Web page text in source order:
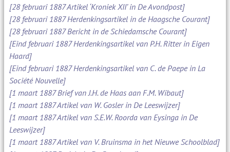
[28 februari 1887 Artikel ‘Kroniek XII’ in De Avondpost]
[28 februari 1887 Herdenkingsartikel in de Haagsche Courant]
[28 februari 1887 Bericht in de Schiedamsche Courant]
[Eind februari 1887 Herdenkingsartikel van P.H. Ritter in Eigen
Haard]
[Eind februari 1887 Herdenkingsartikel van C. de Paepe in La
Société Nouvelle]
[1 maart 1887 Brief van J.H. de Haas aan F.M. Wibaut]
[1 maart 1887 Artikel van W. Gosler in De Leeswijzer]
[1 maart 1887 Artikel van S.E.W. Roorda van Eysinga in De
Leeswijzer]
[1 maart 1887 Artikel van V. Bruinsma in het Nieuwe Schoolblad]